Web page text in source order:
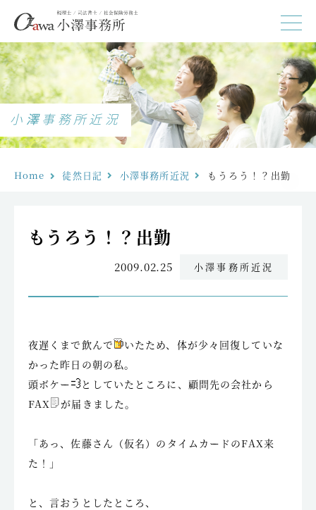
小澤事務所近況
Home 徒然日記 小澤事務所近況 もうろう！？出勤
もうろう！？出勤
2009.02.25 小澤事務所近況
夜遅くまで飲んで
いたため、体が少々回復していな
かった昨日の朝の私。
頭ボケー
としていたところに、顧問先の会社から
FAX
が届きました。
「あっ、佐藤さん（仮名）のタイムカードのFAX来
た！」
と、言おうとしたところ、